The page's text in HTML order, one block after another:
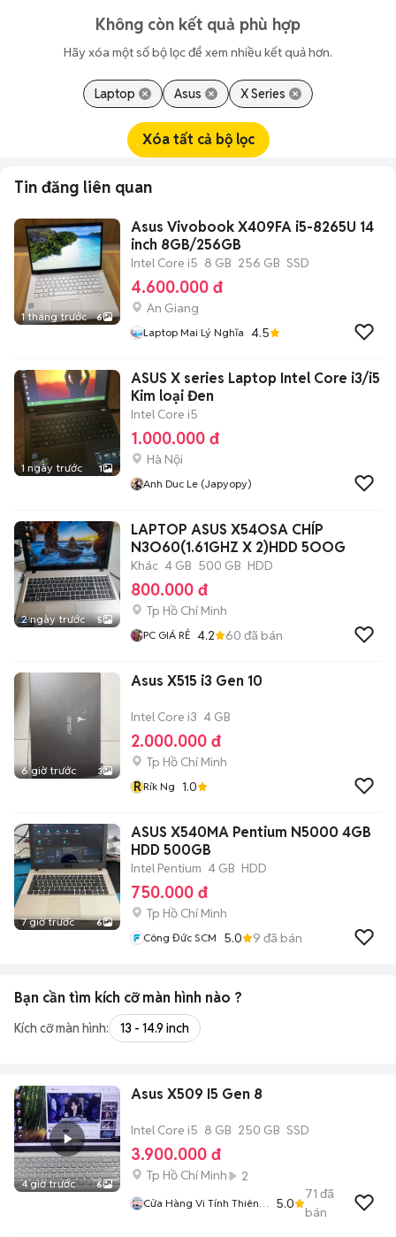
Không còn kết quả phù hợp
Hãy xóa một số bộ lọc để xem nhiều kết quả hơn.
Laptop Asus X Series
Xóa tất cả bộ lọc
Tin đăng liên quan
1 tháng trước 6
Asus Vivobook X409FA i5-8265U 14
inch 8GB/256GB
Intel Core i5 8 GB 256 GB SSD
4.600.000 đ
An Giang
Laptop Mai Lý Nghĩa 4.5
1 ngày trước 1
ASUS X series Laptop Intel Core i3/i5
Kim loại Đen
Intel Core i5
1.000.000 đ
Hà Nội
Anh Duc Le (japyopy)
2 ngày trước 5
LAPTOP ASUS X54OSA CHÍP
N3O60(1.61GHZ X 2)HDD 5OOG
Khác 4 GB 500 GB HDD
800.000 đ
Tp Hồ Chí Minh
PC GIÁ RẺ 4.2 60 đã bán
6 giờ trước 3
Asus X515 i3 Gen 10
Intel Core i3 4 GB
2.000.000 đ
Tp Hồ Chí Minh
RRík Ng 1.0
7 giờ trước 6
ASUS X540MA Pentium N5000 4GB
HDD 500GB
Intel Pentium 4 GB HDD
750.000 đ
Tp Hồ Chí Minh
Công Đức SCM 5.0 9 đã bán
Bạn cần tìm kích cỡ màn hình nào ?
Kích cỡ màn hình: 13 - 14.9 inch
4 giờ trước 6
Asus X509 I5 Gen 8
Intel Core i5 8 GB 250 GB SSD
3.900.000 đ
Tp Hồ Chí Minh 2
Cửa Hàng Vi Tính Thiên
5.0
71 đã
bán